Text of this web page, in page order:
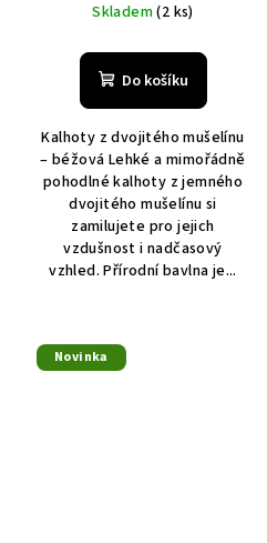
Skladem(2 ks)
Do košíku
Kalhoty z dvojitého mušelínu
– béžová Lehké a mimořádně
pohodlné kalhoty z jemného
dvojitého mušelínu si
zamilujete pro jejich
vzdušnost i nadčasový
vzhled. Přírodní bavlna je...
Novinka